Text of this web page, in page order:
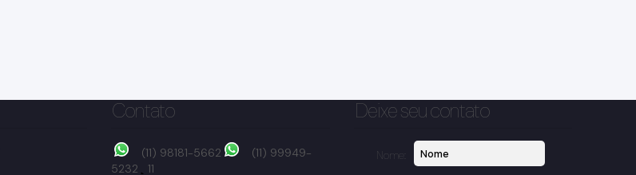
Contato
(11) 98181-5662
(11) 99949-
5232
11
Deixe seu contato
Nome: